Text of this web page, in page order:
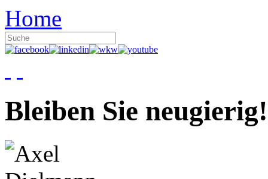
Home
Bleiben Sie neugierig!